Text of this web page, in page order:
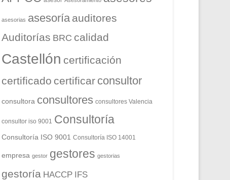
asesorias asesoría auditores
Auditorías BRC calidad
Castellón certificación
certificado certificar consultor
consultora consultores consultores Valencia
consultor iso 9001 Consultoría
Consultoría ISO 9001 Consultoría ISO 14001
empresa gestor gestores gestorias
gestoría HACCP IFS